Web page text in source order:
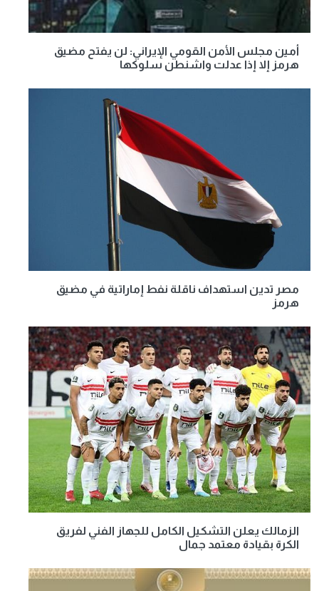
أمين مجلس الأمن القومي الإيراني: لن يفتح مضيق
هرمز إلا إذا عدلت واشنطن سلوكها
مصر تدين استهداف ناقلة نفط إماراتية في مضيق
هرمز
الزمالك يعلن التشكيل الكامل للجهاز الفني لفريق
الكرة بقيادة معتمد جمال